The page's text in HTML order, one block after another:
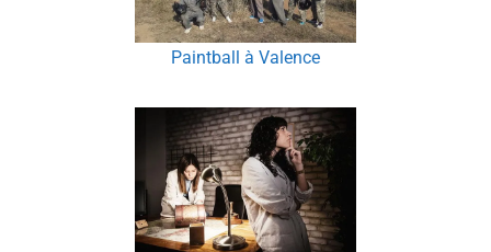
Paintball à Valence